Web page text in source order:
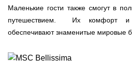
Маленькие гости также смогут в
путешествием. Их комфорт и
обеспечивают знаменитые мировые